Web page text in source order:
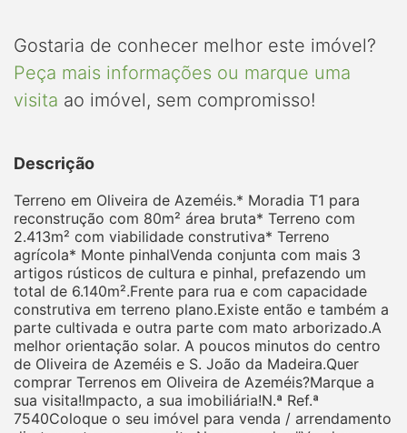
Gostaria de conhecer melhor este imóvel?
Peça mais informações ou marque uma
visita ao imóvel, sem compromisso!
Descrição
Terreno em Oliveira de Azeméis.* Moradia T1 para
reconstrução com 80m² área bruta* Terreno com
2.413m² com viabilidade construtiva* Terreno
agrícola* Monte pinhalVenda conjunta com mais 3
artigos rústicos de cultura e pinhal, prefazendo um
total de 6.140m².Frente para rua e com capacidade
construtiva em terreno plano.Existe então e também a
parte cultivada e outra parte com mato arborizado.A
melhor orientação solar. A poucos minutos do centro
de Oliveira de Azeméis e S. João da Madeira.Quer
comprar Terrenos em Oliveira de Azeméis?Marque a
sua visita!Impacto, a sua imobiliária!N.ª Ref.ª
7540Coloque o seu imóvel para venda / arrendamento